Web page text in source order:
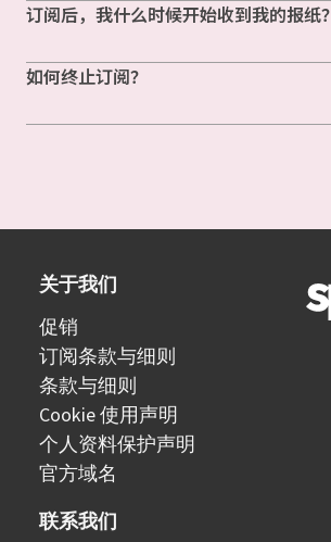
订阅后，我什么时候开始收到我的报纸？
如何终止订阅？
关于我们
促销
订阅条款与细则
条款与细则
Cookie 使用声明
个人资料保护声明
官方域名
联系我们